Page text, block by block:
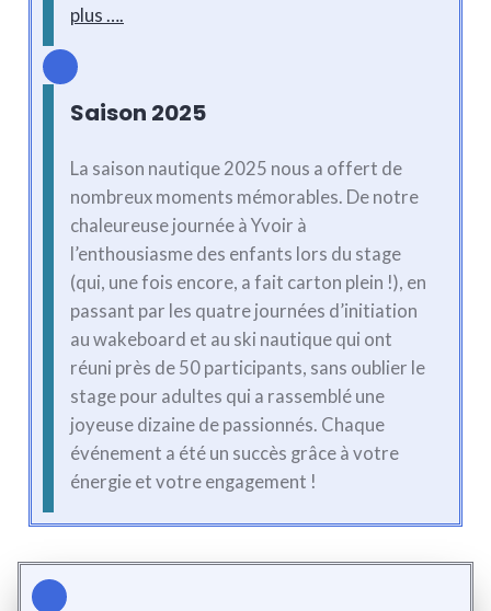
plus ….
Saison 2025
La saison nautique 2025 nous a offert de
nombreux moments mémorables. De notre
chaleureuse journée à Yvoir à
l’enthousiasme des enfants lors du stage
(qui, une fois encore, a fait carton plein !), en
passant par les quatre journées d’initiation
au wakeboard et au ski nautique qui ont
réuni près de 50 participants, sans oublier le
stage pour adultes qui a rassemblé une
joyeuse dizaine de passionnés. Chaque
événement a été un succès grâce à votre
énergie et votre engagement !